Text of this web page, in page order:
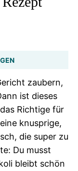
zaubern,
ist dieses
Richtige für
knusprige,
die super zu
Du musst
bleibt schön